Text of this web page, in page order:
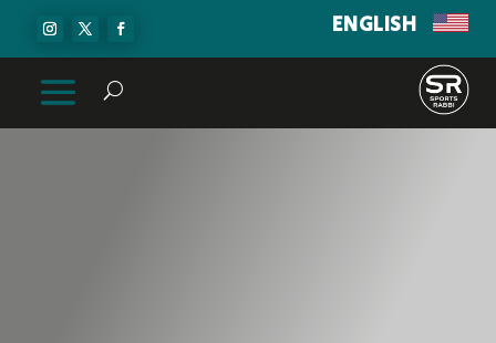
ENGLISH